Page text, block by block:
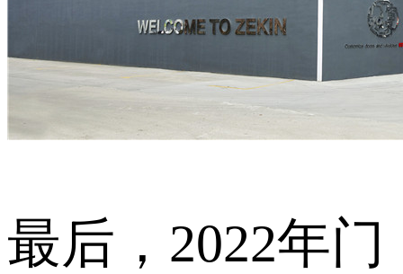
最后，2022年门